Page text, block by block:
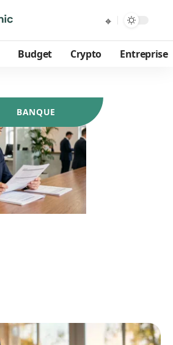
Budget Crypto Entreprise
BANQUE